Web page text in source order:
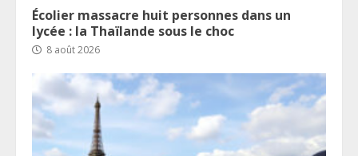
Écolier massacre huit personnes dans un
lycée : la Thaïlande sous le choc
8 août 2026